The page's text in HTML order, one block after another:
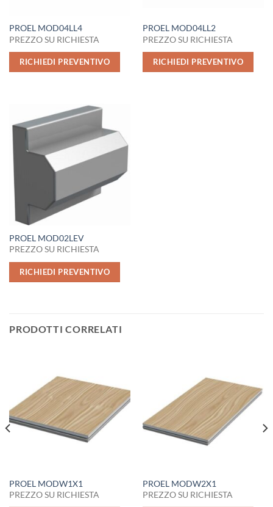
PROEL MOD04LL4
PREZZO SU RICHIESTA
RICHIEDI PREVENTIVO
PROEL MOD04LL2
PREZZO SU RICHIESTA
RICHIEDI PREVENTIVO
PROEL MOD02LEV
PREZZO SU RICHIESTA
RICHIEDI PREVENTIVO
PRODOTTI CORRELATI
PROEL MODW1X1
PREZZO SU RICHIESTA
PROEL MODW2X1
PREZZO SU RICHIESTA